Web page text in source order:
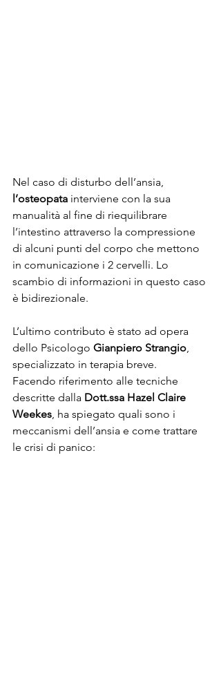
Nel caso di disturbo dell’ansia,
l’osteopata interviene con la sua
manualità al fine di riequilibrare
l’intestino attraverso la compressione
di alcuni punti del corpo che mettono
in comunicazione i 2 cervelli. Lo
scambio di informazioni in questo caso
è bidirezionale.
L’ultimo contributo è stato ad opera
dello Psicologo Gianpiero Strangio
specializzato in terapia breve.
Facendo riferimento alle tecniche
descritte dalla Dott.ssa Hazel Claire
Weekes , ha spiegato quali sono i
meccanismi dell’ansia e come trattare
le crisi di panico: